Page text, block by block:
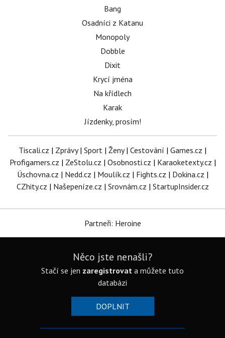
Bang
Osadníci z Katanu
Monopoly
Dobble
Dixit
Krycí jména
Na křídlech
Karak
Jízdenky, prosím!
Tiscali.cz | Zprávy| Sport | Ženy| Cestování | Games.cz |
Profigamers.cz | ZeStolu.cz | Osobnosti.cz | Karaoketexty.cz |
Úschovna.cz | Nedd.cz | Moulík.cz | Fights.cz | Dokina.cz |
CZhity.cz | Našepeníze.cz | Srovnám.cz | StartupInsider.cz
Partneři: Heroine
Něco jste nenašli?
Stačí se jen zaregistrovat a můžete tuto
databázi
DOPLNIT